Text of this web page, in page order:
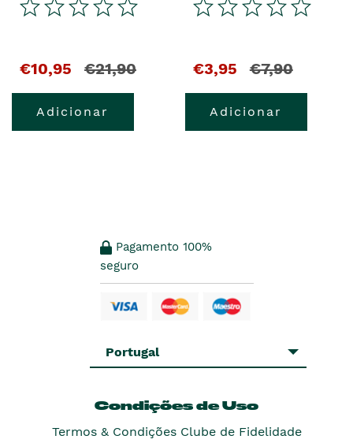
€10,95 €21,90
Adicionar
€3,95 €7,90
Adicionar
Pagamento 100%
seguro
Portugal
Condições de Uso
Termos & Condições Clube de Fidelidade